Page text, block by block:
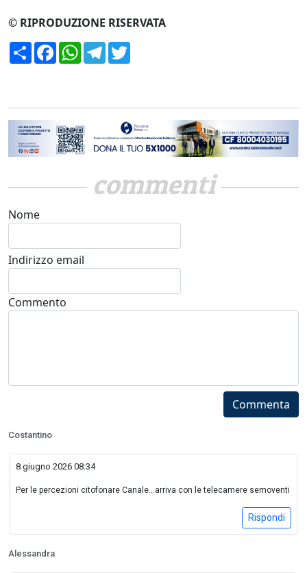
© RIPRODUZIONE RISERVATA
CondividiFacebookWhatsApp
Telegram
commenti
Nome
Indirizzo email
Commento
Commenta
Costantino
8 giugno 2026 08:34
Per le percezioni citofonare Canale...arriva con le telecamere semoventi
Rispondi
Alessandra